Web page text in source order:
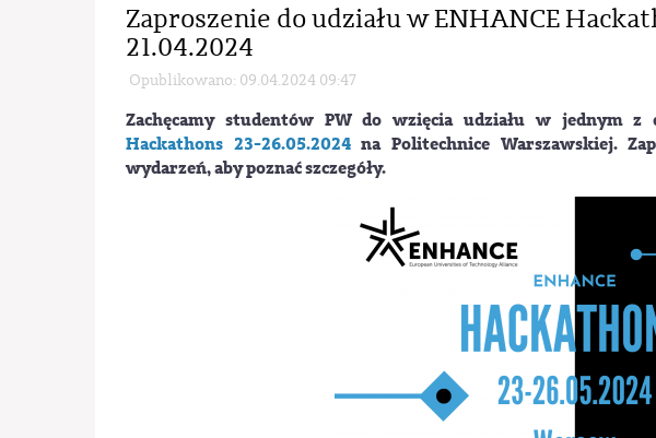
Zaproszenie do udziału w ENHANCE
21.04.2024
Opublikowano: 09.04.2024 09:47
Zachęcamy studentów PW do wzięcia udziału w jednym
Hackathons 23-26.05.2024na Politechnice Warszawskiej.
wydarzeń, aby poznać szczegóły.